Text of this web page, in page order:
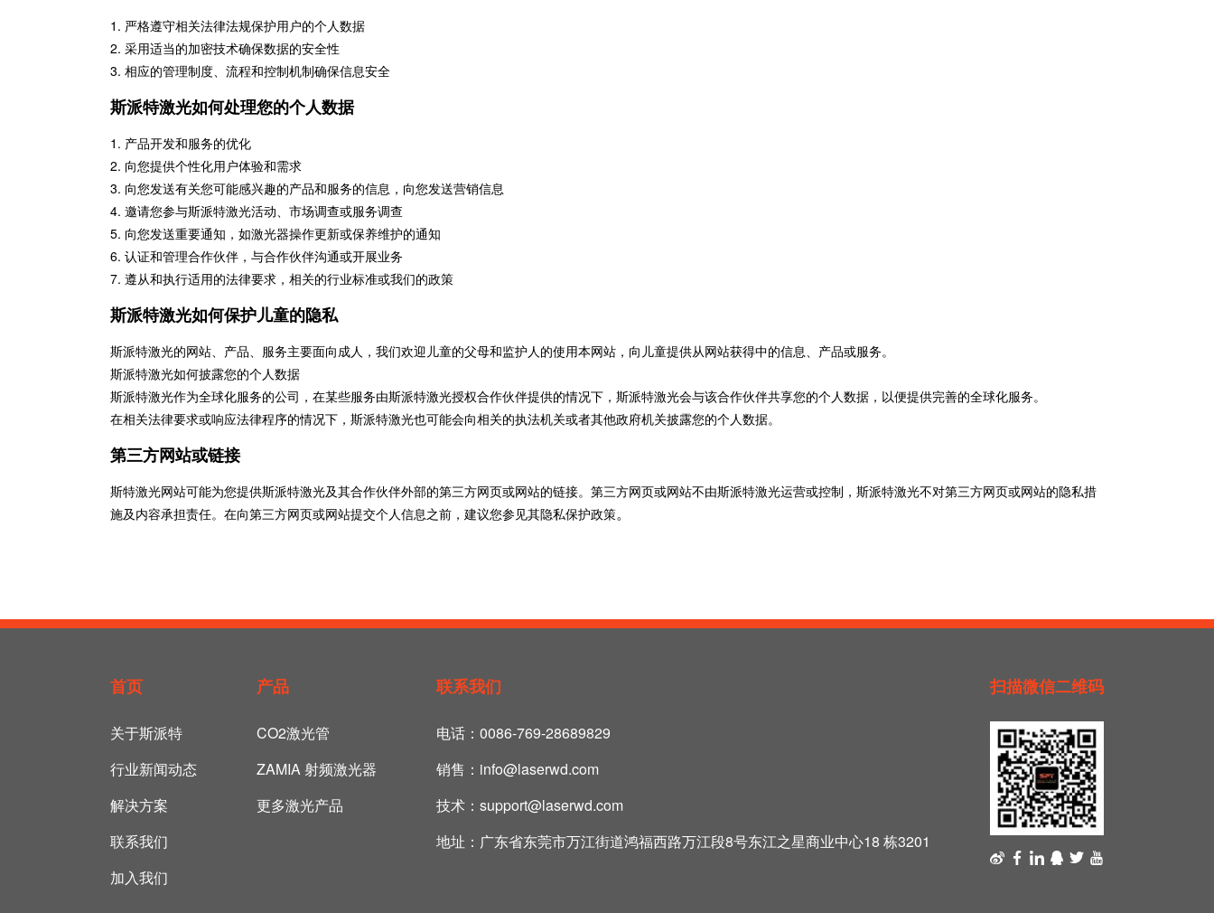
1. 严格遵守相关法律法规保护用户的个人数据
2. 采用适当的加密技术确保数据的安全性
3. 相应的管理制度、流程和控制机制确保信息安全
斯派特激光如何处理您的个人数据
1. 产品开发和服务的优化
2. 向您提供个性化用户体验和需求
3. 向您发送有关您可能感兴趣的产品和服务的信息，向您发送营销信息
4. 邀请您参与斯派特激光活动、市场调查或服务调查
5. 向您发送重要通知，如激光器操作更新或保养维护的通知
6. 认证和管理合作伙伴，与合作伙伴沟通或开展业务
7. 遵从和执行适用的法律要求，相关的行业标准或我们的政策
斯派特激光如何保护儿童的隐私
斯派特激光的网站、产品、服务主要面向成人，我们欢迎儿童的父母和监护人的使用本网站，向儿童提供从网站获得中的信息、产品或服务。
斯派特激光如何披露您的个人数据
斯派特激光作为全球化服务的公司，在某些服务由斯派特激光授权合作伙伴提供的情况下，斯派特激光会与该合作伙伴共享您的个人数据，以便提供完善的全球化服务。
在相关法律要求或响应法律程序的情况下，斯派特激光也可能会向相关的执法机关或者其他政府机关披露您的个人数据。
第三方网站或链接
斯特激光网站可能为您提供斯派特激光及其合作伙伴外部的第三方网页或网站的链接。第三方网页或网站不由斯派特激光运营或控制，斯派特激光不对第三方网页或网站的隐私措
施及内容承担责任。在向第三方网页或网站提交个人信息之前，建议您参见其隐私保护政策。
首页
关于斯派特
行业新闻动态
解决方案
联系我们
加入我们
产品
CO2激光管
ZAMIA 射频激光器
更多激光产品
联系我们
电话： 0086-769-28689829
销售： info@laserwd.com
技术： support@laserwd.com
地址： 广东省东莞市万江街道鸿福西路万江段8号东江之星商业中心18 栋3201
扫描微信二维码